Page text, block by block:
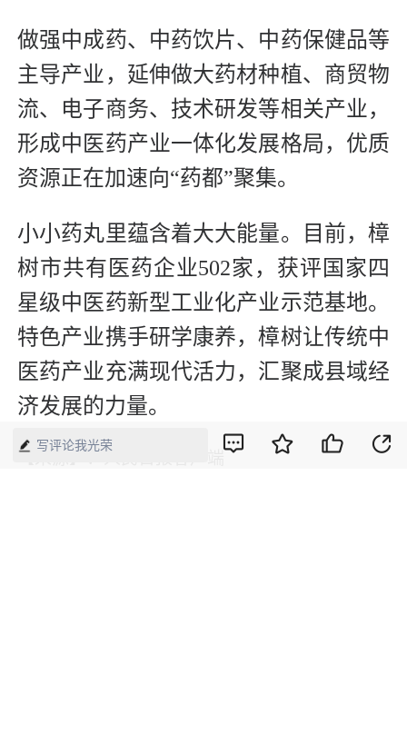
做强中成药、中药饮片、中药保健品等
主导产业，延伸做大药材种植、商贸物
流、电子商务、技术研发等相关产业，
形成中医药产业一体化发展格局，优质
资源正在加速向“药都”聚集。
小小药丸里蕴含着大大能量。目前，樟
树市共有医药企业502家，获评国家四
星级中医药新型工业化产业示范基地。
特色产业携手研学康养，樟树让传统中
医药产业充满现代活力，汇聚成县域经
济发展的力量。
【来源】：人民日报客户端
写评论我光荣